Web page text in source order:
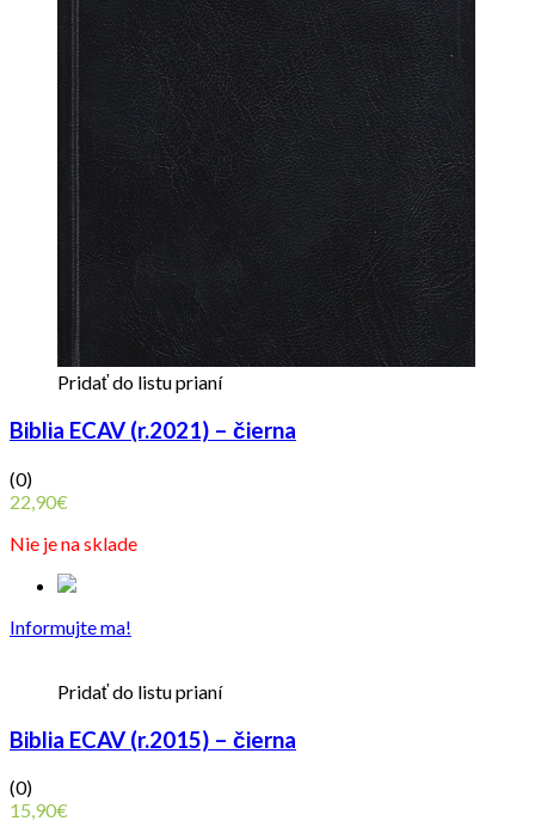
Pridať do listu prianí
Biblia ECAV (r.2021) – čierna
(0)
22,90€
Nie je na sklade
Informujte ma!
Pridať do listu prianí
Biblia ECAV (r.2015) – čierna
(0)
15,90€